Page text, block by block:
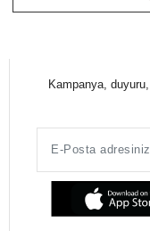
Kampanya,